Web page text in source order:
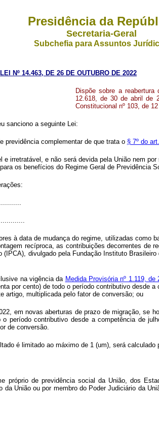
Presidência da
Secretaria-Geral
Subchefia para Assuntos
LEI Nº 14.463, DE 26 DE OUTUBRO DE 2022
Dispõe sobre a
12.618, de 30 de abril de
Constitucional nº 103, de
sanciono a seguinte Lei:
previdência complementar de que trata o § 7º do
irretratável, e não será devida pela União nem
os benefícios do Regime Geral de Previdência
à data de mudança do regime, utilizadas como
recíproca, as contribuições decorrentes de
divulgado pela Fundação Instituto
na vigência da Medida Provisória nº 1.119, de
por cento) de todo o período contributivo desde
artigo, multiplicada pelo fator de conversão; ou
em novas aberturas de prazo de migração, se
período contributivo desde a competência de
de conversão.
é limitado ao máximo de 1 (um), será calculado
próprio de previdência social da União, dos
União ou por membro do Poder Judiciário da